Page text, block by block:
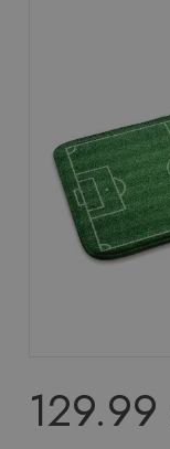
129.99